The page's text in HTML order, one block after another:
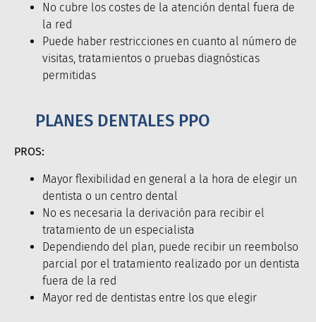
No cubre los costes de la atención dental fuera de
la red
Puede haber restricciones en cuanto al número de
visitas, tratamientos o pruebas diagnósticas
permitidas
PLANES DENTALES PPO
PROS:
Mayor flexibilidad en general a la hora de elegir un
dentista o un centro dental
No es necesaria la derivación para recibir el
tratamiento de un especialista
Dependiendo del plan, puede recibir un reembolso
parcial por el tratamiento realizado por un dentista
fuera de la red
Mayor red de dentistas entre los que elegir